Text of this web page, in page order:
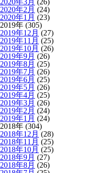
2020年3月 (26)
2020年2月 (24)
2020年1月 (23)
2019年 (305)
2019年12月 (27)
2019年11月 (25)
2019年10月 (26)
2019年9月 (26)
2019年8月 (25)
2019年7月 (26)
2019年6月 (25)
2019年5月 (26)
2019年4月 (25)
2019年3月 (26)
2019年2月 (24)
2019年1月 (24)
2018年 (304)
2018年12月 (28)
2018年11月 (25)
2018年10月 (25)
2018年9月 (27)
2018年8月 (26)